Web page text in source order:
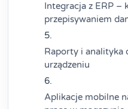
Integracja z ERP –
przepisywaniem
Raporty i analityka
urządzeniu
Aplikacje mobilne